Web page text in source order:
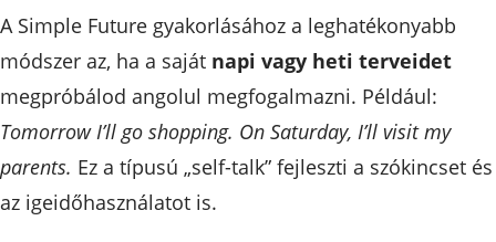
A Simple Future gyakorlásához a leghatékonyabb
módszer az, ha a saját napi vagy heti terveidet
megpróbálod angolul megfogalmazni. Például:
Tomorrow I’ll go shopping. On Saturday, I’ll visit my
parents. Ez a típusú „self-talk” fejleszti a szókincset és
az igeidőhasználatot is.